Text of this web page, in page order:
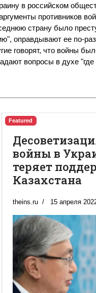
в российском
противников
страну было
оправдывают ее по-
говорят, что войны
вопросы в духе
Featured
войны в
теряет
Казахстана
theins.ru 15 апреля